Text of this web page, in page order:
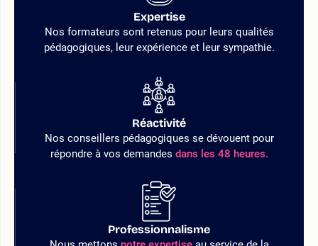
Expertise
Nos formateurs sont retenus pour leurs qualités
pédagogiques, leur expérience et leur sympathie.
Réactivité
Nos conseillers pédagogiques se dévouent pour
répondre à vos demandes dans les 48 heures.
Professionnalisme